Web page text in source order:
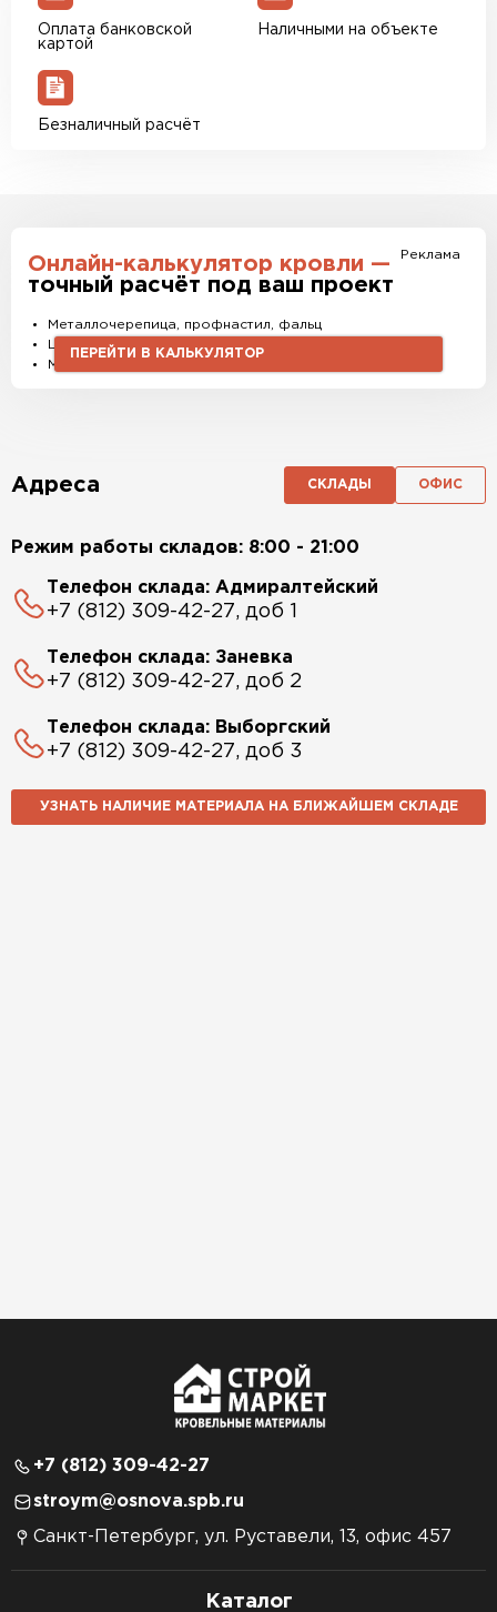
Оплата банковской
картой
Наличными на объекте
Безналичный расчёт
Реклама
Онлайн-калькулятор кровли —
точный расчёт под ваш проект
Металлочерепица, профнастил, фальц
Штакетник, водостоки и софиты
Материалы и комплектующие
ПЕРЕЙТИ В КАЛЬКУЛЯТОР
Адреса СКЛАДЫ ОФИС
Режим работы складов: 8:00 - 21:00
Телефон склада: Адмиралтейский
+7 (812) 309-42-27, доб 1
Телефон склада: Заневка
+7 (812) 309-42-27, доб 2
Телефон склада: Выборгский
+7 (812) 309-42-27, доб 3
УЗНАТЬ НАЛИЧИЕ МАТЕРИАЛА НА БЛИЖАЙШЕМ СКЛАДЕ
+7 (812) 309-42-27
stroym@osnova.spb.ru
Санкт-Петербург, ул. Руставели, 13, офис 457
Каталог